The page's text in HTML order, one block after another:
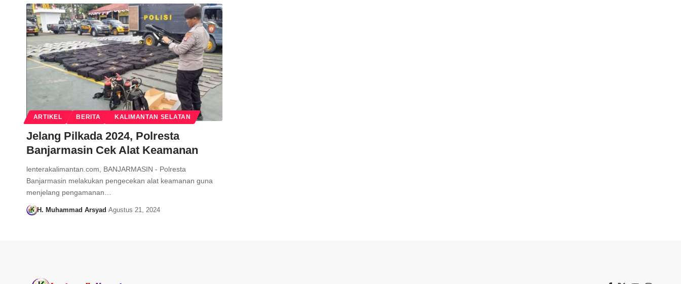
ARTIKEL BERITA KALIMANTAN SELATAN
Jelang Pilkada 2024, Polresta
Banjarmasin Cek Alat Keamanan
lenterakalimantan.com, BANJARMASIN - Polresta
Banjarmasin melakukan pengecekan alat keamanan guna
menjelang pengamanan…
H. Muhammad Arsyad Agustus 21, 2024